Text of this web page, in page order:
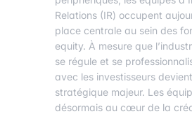
Relations (IR) occupent
place centrale au sein des
equity. À mesure que
se régule et se
avec les investisseurs
stratégique majeur. Les
désormais au cœur de la